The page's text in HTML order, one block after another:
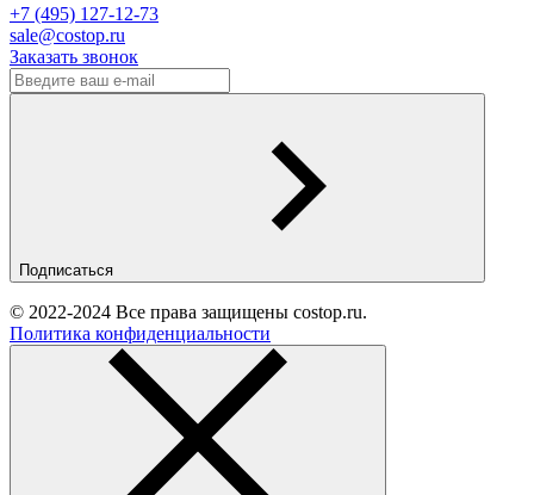
‎+7 (495) 127-12-73
sale@costop.ru
Заказать звонок
Подписаться
© 2022-2024 Все права защищены costop.ru.
Политика конфиденциальности